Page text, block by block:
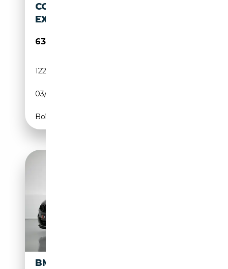
COUPÉ M850I XDRIVE HIGH
EXECUTIVE BTW
63 500€
122 540 km
03/2021
Boîte automatique
BMW M850 8-SERIE GRAN